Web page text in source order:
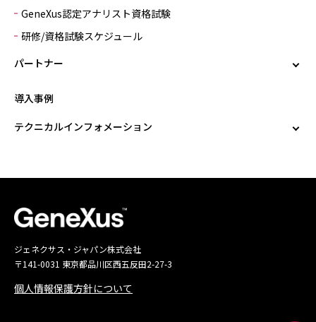
GeneXus認定アナリスト資格試験
研修/資格試験スケジュール
パートナー
導入事例
テクニカルインフォメーション
ジェネクサス・ジャパン株式会社
〒141-0031 東京都品川区西五反田2-27-3
個人情報保護方針について